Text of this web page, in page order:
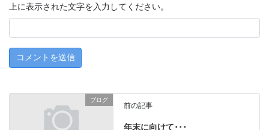
上に表示された文字を入力してください。
ブログ
前の記事
年末に向けて･･･